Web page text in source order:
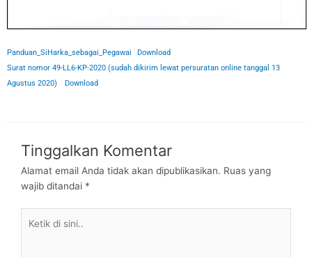
Panduan_SiHarka_sebagai_Pegawai
Download
Surat nomor 49-LL6-KP-2020 (sudah dikirim lewat persuratan online tanggal 13
Agustus 2020)
Download
Tinggalkan Komentar
Alamat email Anda tidak akan dipublikasikan. Ruas yang
wajib ditandai *